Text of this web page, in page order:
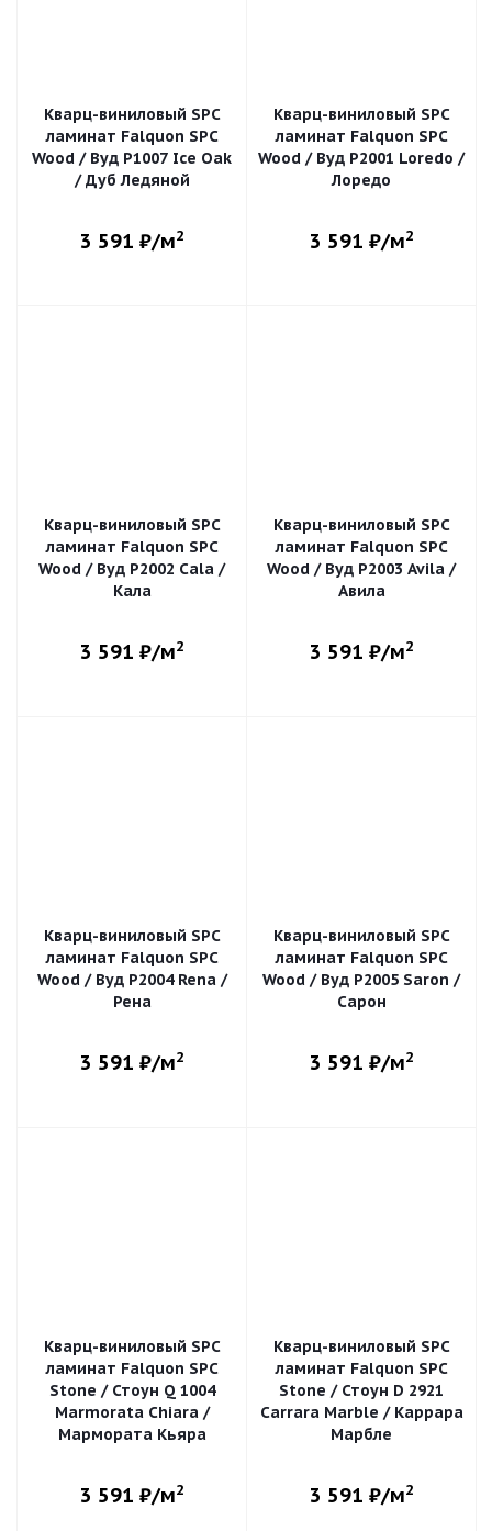
Кварц-виниловый SPC
ламинат Falquon SPC
Wood / Вуд P1007 Ice Oak
/ Дуб Ледяной
3 591 ₽/м2
Кварц-виниловый SPC
ламинат Falquon SPC
Wood / Вуд P2001 Loredo /
Лоредо
3 591 ₽/м2
Кварц-виниловый SPC
ламинат Falquon SPC
Wood / Вуд P2002 Cala /
Кала
3 591 ₽/м2
Кварц-виниловый SPC
ламинат Falquon SPC
Wood / Вуд P2003 Avila /
Авила
3 591 ₽/м2
Кварц-виниловый SPC
ламинат Falquon SPC
Wood / Вуд P2004 Rena /
Рена
3 591 ₽/м2
Кварц-виниловый SPC
ламинат Falquon SPC
Wood / Вуд P2005 Saron /
Сарон
3 591 ₽/м2
Кварц-виниловый SPC
ламинат Falquon SPC
Stone / Стоун Q 1004
Marmorata Chiara /
Мармората Кьяра
3 591 ₽/м2
Кварц-виниловый SPC
ламинат Falquon SPC
Stone / Стоун D 2921
Carrara Marble / Каррара
Марбле
3 591 ₽/м2